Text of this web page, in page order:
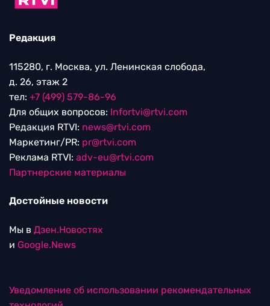
Редакция
115280, г. Москва, ул. Ленинская слобода,
д. 26, этаж 2
тел: +7 (499) 579-86-96
Для общих вопросов: Infortvi@rtvi.com
Редакция RTVI: news@rtvi.com
Маркетинг/PR: pr@rtvi.com
Реклама RTVI: adv-eu@rtvi.com
Партнерские материалы
Достойные новости
Мы в Дзен.Новостях
и Google.News
Уведомление об использовании рекомендательных